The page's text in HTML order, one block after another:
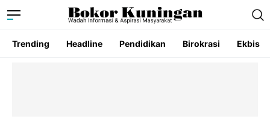
Trending Headline Pendidikan Birokrasi Ekbis